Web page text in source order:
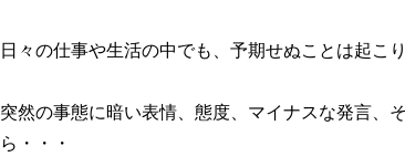
日々の仕事や生活の中でも、予期せぬことは起こり
突然の事態に暗い表情、態度、マイナスな発言、
ら・・・